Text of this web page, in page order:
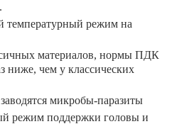
температурный режим на
материалов, нормы ПДК
ниже, чем у классических
микробы-паразиты
режим поддержки головы и